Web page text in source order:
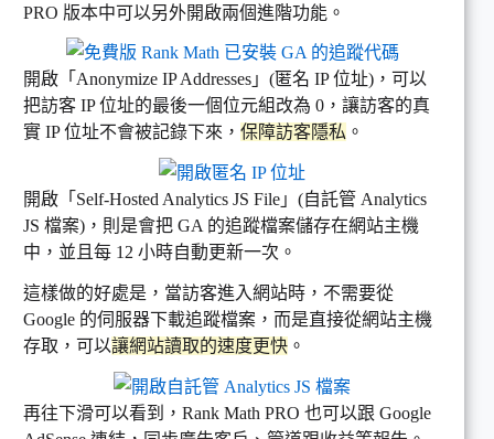
PRO 版本中可以另外開啟兩個進階功能。
開啟「Anonymize IP Addresses」(匿名 IP 位址)，可以
把訪客 IP 位址的最後一個位元組改為 0，讓訪客的真
實 IP 位址不會被記錄下來， 保障訪客隱私 。
開啟「Self-Hosted Analytics JS File」(自託管 Analytics
JS 檔案)，則是會把 GA 的追蹤檔案儲存在網站主機
中，並且每 12 小時自動更新一次。
這樣做的好處是，當訪客進入網站時，不需要從
Google 的伺服器下載追蹤檔案，而是直接從網站主機
存取，可以讓網站讀取的速度更快 。
再往下滑可以看到，Rank Math PRO 也可以跟 Google